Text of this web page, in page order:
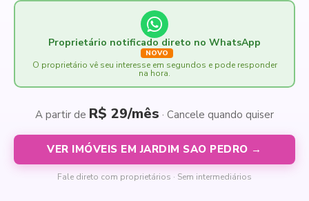
Proprietário notificado direto no WhatsApp
NOVO
O proprietário vê seu interesse em segundos e pode responder
na hora.
A partir de R$ 29/mês · Cancele quando quiser
VER IMÓVEIS EM JARDIM SAO PEDRO →
Fale direto com proprietários · Sem intermediários